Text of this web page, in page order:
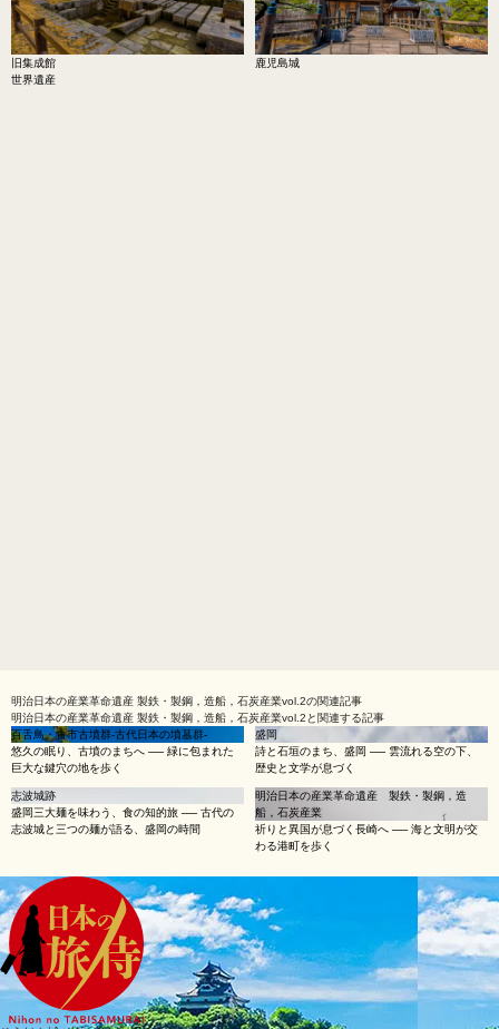
旧集成館
世界遺産
鹿児島城
明治日本の産業革命遺産 製鉄・製鋼，造船，石炭産業vol.2の関連記事
明治日本の産業革命遺産 製鉄・製鋼，造船，石炭産業vol.2と関連する記事
百舌鳥・古市古墳群‐古代日本の墳墓群‐
悠久の眠り、古墳のまちへ ── 緑に包まれた
巨大な鍵穴の地を歩く
盛岡
詩と石垣のまち、盛岡 ── 雲流れる空の下、
歴史と文学が息づく
志波城跡
盛岡三大麺を味わう、食の知的旅 ── 古代の
志波城と三つの麺が語る、盛岡の時間
明治日本の産業革命遺産 製鉄・製鋼，造
船，石炭産業
祈りと異国が息づく長崎へ ── 海と文明が交
わる港町を歩く